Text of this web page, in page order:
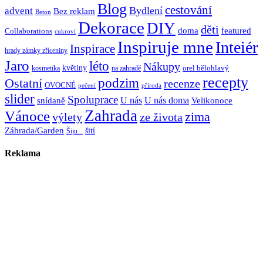
advent Beton Bez reklam Blog Bydlení cestování
Collaborations cukroví DekoraceDIY doma děti featured
hrady zámky zříceniny Inspirace Inspiruje mneInteiér
Jaro kosmetika květiny léto na zahradě Nákupy orel bělohlavý
Ostatní OVOCNÉ pečení podzim příroda recenzerecepty
slider snídaně Spoluprace U nás U nás doma Velikonoce
Vánocevýlety Zahradaze života zima
Záhrada/Garden Šiju... šití
Reklama